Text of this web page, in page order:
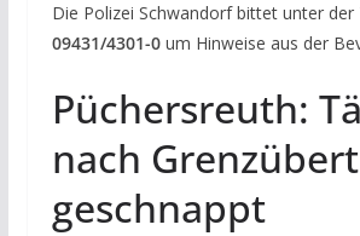
Die Polizei Schwandorf bittet unter
09431/4301-0um Hinweise aus der
Püchersreuth:
nach
geschnappt